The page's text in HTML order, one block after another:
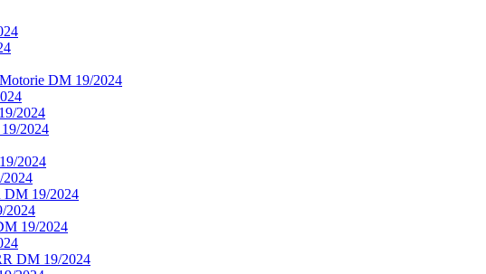
DM 19/2024
2024
2024
2024
2024
DM 19/2024
2024
19/2024
DM 19/2024